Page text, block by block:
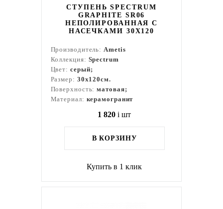
СТУПЕНЬ SPECTRUM
GRAPHITE SR06
НЕПОЛИРОВАННАЯ С
НАСЕЧКАМИ 30X120
Производитель:Ametis
Коллекция: Spectrum
Цвет: серый;
Размер: 30x120см.
Поверхность:матовая;
Материал: керамогранит
1 820 i шт
В КОРЗИНУ
Купить в 1 клик